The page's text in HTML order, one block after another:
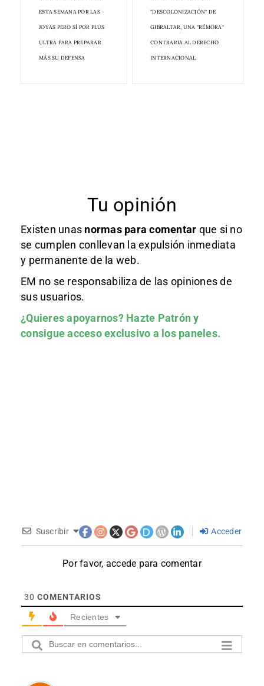
ESTA SEMANA POR LAS
JOYAS PERO SÍ POR PLUS
ULTRA PARA PREPARAR
MÁS SU DEFENSA
"DESCOLONIZACIÓN" DE
GIBRALTAR, UNA "RÉMORA"
CONTRARIA AL DERECHO
INTERNACIONAL
Tu opinión
Existen unas normas para comentar que si no
se cumplen conllevan la expulsión inmediata
y permanente de la web.
EM no se responsabiliza de las opiniones de
sus usuarios.
¿Quieres apoyarnos? Hazte Patróny
consigue acceso exclusivo a los paneles.
Suscribir Acceder
Por favor, accede para comentar
30 COMENTARIOS
Recientes